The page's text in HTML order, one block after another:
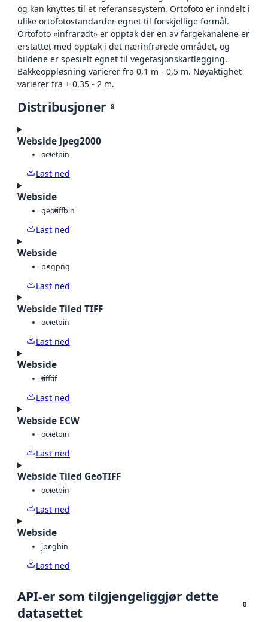
og kan knyttes til et referansesystem. Ortofoto er inndelt i
ulike ortofotostandarder egnet til forskjellige formål.
Ortofoto «infrarødt» er opptak der en av fargekanalene er
erstattet med opptak i det nærinfrarøde området, og
bildene er spesielt egnet til vegetasjonskartlegging.
Bakkeoppløsning varierer fra 0,1 m - 0,5 m. Nøyaktighet
varierer fra ± 0,35 - 2 m.
Distribusjoner 8
Webside Jpeg2000
octetbin
Last ned
Webside
geotiffbin
Last ned
Webside
pngpng
Last ned
Webside Tiled TIFF
octetbin
Last ned
Webside
tifftif
Last ned
Webside ECW
octetbin
Last ned
Webside Tiled GeoTIFF
octetbin
Last ned
Webside
jpegbin
Last ned
API-er som tilgjengeliggjør dette
datasettet
0